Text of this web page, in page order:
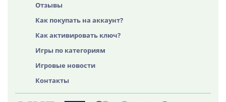
Отзывы
Как покупать на аккаунт?
Как активировать ключ?
Игры по категориям
Игровые новости
Контакты